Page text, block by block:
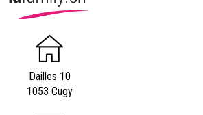
Dailles 10
1053 Cugy